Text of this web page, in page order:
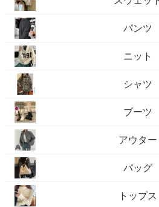
パンツ
ニット
シャツ
ブーツ
アウター
バッグ
トップス